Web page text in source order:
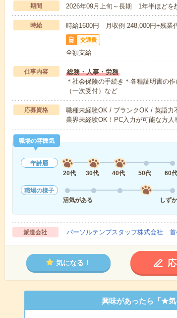
期間 2026年09月上旬～長期 1年半ほど
時給 時給1600円 月収例 248,000円+残業
交通費
全額支給
仕事内容
総務・人事・労務
＊社会保険の手続き＊各種証明書の
（一次受付）など
応募資格
職種未経験OK / ブランクOK / 英語力
業界未経験OK！PC入力が可能な方
職場の雰囲気
年齢層
20代
30代 40代 50代 60代
職場の様子
活気がある
しずか
派遣会社 パーソルテンプスタッフ株式会社 首
気になる！
興味があったら「★気